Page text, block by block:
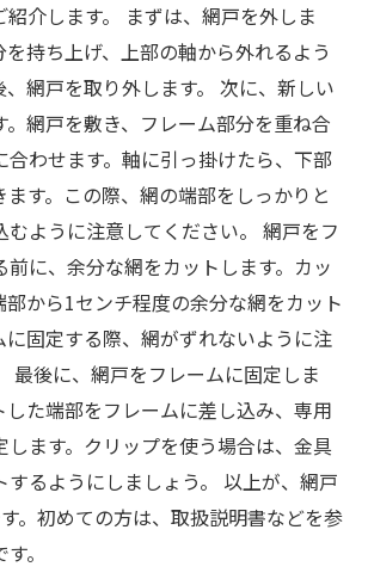
介します。 まずは、網戸を外しま
持ち上げ、上部の軸から外れるよう
、網戸を取り外します。 次に、新しい
網戸を敷き、フレーム部分を重ね合
合わせます。軸に引っ掛けたら、下部
す。この際、網の端部をしっかりと
むように注意してください。 網戸をフ
前に、余分な網をカットします。カッ
部から1センチ程度の余分な網をカット
に固定する際、網がずれないように注
最後に、網戸をフレームに固定しま
した端部をフレームに差し込み、専用
します。クリップを使う場合は、金具
するようにしましょう。 以上が、網戸
。初めての方は、取扱説明書などを参
。